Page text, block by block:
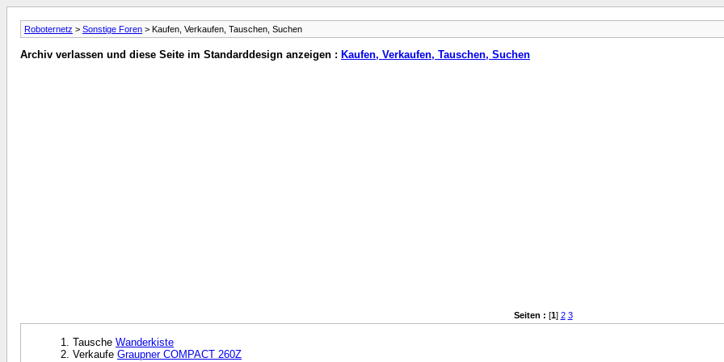
Roboternetz > Sonstige Foren > Kaufen, Verkaufen, Tauschen, Suchen
Archiv verlassen und diese Seite im Standarddesign anzeigen : Kaufen, Verkaufen, Tauschen, Suchen
Seiten : [1] 2 3
Tausche Wanderkiste
Verkaufe Graupner COMPACT 260Z